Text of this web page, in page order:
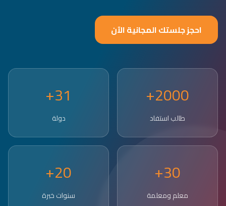
احجز جلستك المجانية الآن
2000+
طالب استفاد
31+
دولة
30+
معلم ومعلمة
20+
سنوات خبرة